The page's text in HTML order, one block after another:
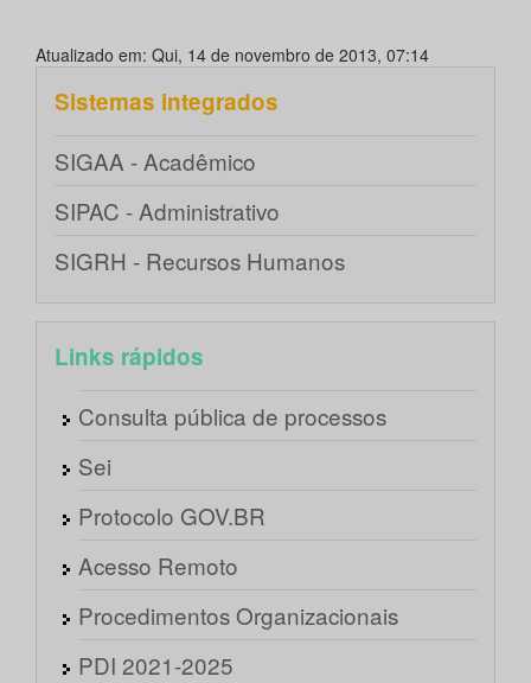
Atualizado em: Qui, 14 de novembro de 2013, 07:14
Sistemas integrados
SIGAA - Acadêmico
SIPAC - Administrativo
SIGRH - Recursos Humanos
Links rápidos
Consulta pública de processos
Sei
Protocolo GOV.BR
Acesso Remoto
Procedimentos Organizacionais
PDI 2021-2025